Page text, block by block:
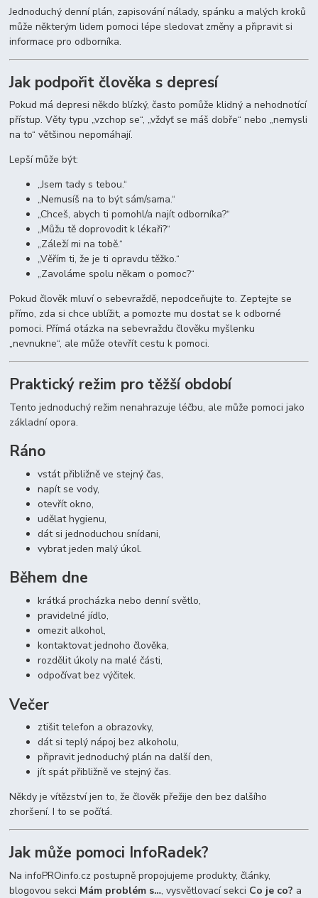
Jednoduchý denní plán, zapisování nálady, spánku a malých kroků
může některým lidem pomoci lépe sledovat změny a připravit si
informace pro odborníka.
Jak podpořit člověka s depresí
Pokud má depresi někdo blízký, často pomůže klidný a nehodnotící
přístup. Věty typu „vzchop se“, „vždyť se máš dobře“ nebo „nemysli
na to“ většinou nepomáhají.
Lepší může být:
„Jsem tady s tebou.“
„Nemusíš na to být sám/sama.“
„Chceš, abych ti pomohl/a najít odborníka?“
„Můžu tě doprovodit k lékaři?“
„Záleží mi na tobě.“
„Věřím ti, že je ti opravdu těžko.“
„Zavoláme spolu někam o pomoc?“
Pokud člověk mluví o sebevraždě, nepodceňujte to. Zeptejte se
přímo, zda si chce ublížit, a pomozte mu dostat se k odborné
pomoci. Přímá otázka na sebevraždu člověku myšlenku
„nevnukne“, ale může otevřít cestu k pomoci.
Praktický režim pro těžší období
Tento jednoduchý režim nenahrazuje léčbu, ale může pomoci jako
základní opora.
Ráno
vstát přibližně ve stejný čas,
napít se vody,
otevřít okno,
udělat hygienu,
dát si jednoduchou snídani,
vybrat jeden malý úkol.
Během dne
krátká procházka nebo denní světlo,
pravidelné jídlo,
omezit alkohol,
kontaktovat jednoho člověka,
rozdělit úkoly na malé části,
odpočívat bez výčitek.
Večer
ztišit telefon a obrazovky,
dát si teplý nápoj bez alkoholu,
připravit jednoduchý plán na další den,
jít spát přibližně ve stejný čas.
Někdy je vítězství jen to, že člověk přežije den bez dalšího
zhoršení. I to se počítá.
Jak může pomoci InfoRadek?
Na infoPROinfo.cz postupně propojujeme produkty, články,
blogovou sekci Mám problém s…, vysvětlovací sekci Co je co? a